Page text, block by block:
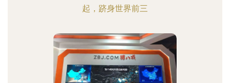
起，跻身世界前三